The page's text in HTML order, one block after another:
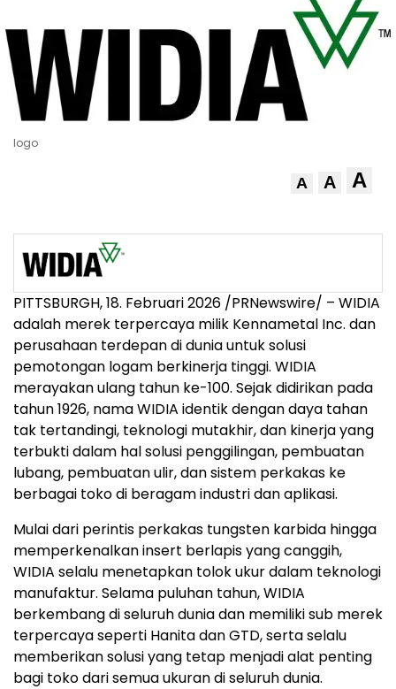
logo
A A A
PITTSBURGH,18. Februari 2026 /PRNewswire/ – WIDIA
adalah merek terpercaya milik Kennametal Inc. dan
perusahaan terdepan di dunia untuk solusi
pemotongan logam berkinerja tinggi. WIDIA
merayakan ulang tahun ke-100. Sejak didirikan pada
tahun 1926, nama WIDIA identik dengan daya tahan
tak tertandingi, teknologi mutakhir, dan kinerja yang
terbukti dalam hal solusi penggilingan, pembuatan
lubang, pembuatan ulir, dan sistem perkakas ke
berbagai toko di beragam industri dan aplikasi.
Mulai dari perintis perkakas tungsten karbida hingga
memperkenalkan insert berlapis yang canggih,
WIDIA selalu menetapkan tolok ukur dalam teknologi
manufaktur. Selama puluhan tahun, WIDIA
berkembang di seluruh dunia dan memiliki sub merek
terpercaya seperti Hanita dan GTD, serta selalu
memberikan solusi yang tetap menjadi alat penting
bagi toko dari semua ukuran di seluruh dunia.